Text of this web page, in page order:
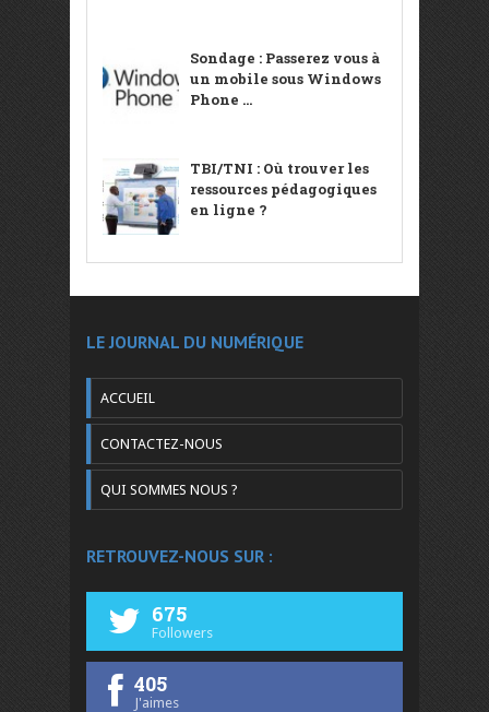
Sondage : Passerez vous à
un mobile sous Windows
Phone ...
TBI/TNI : Où trouver les
ressources pédagogiques
en ligne ?
LE JOURNAL DU NUMÉRIQUE
ACCUEIL
CONTACTEZ-NOUS
QUI SOMMES NOUS ?
RETROUVEZ-NOUS SUR :
675
Followers
405
J'aimes